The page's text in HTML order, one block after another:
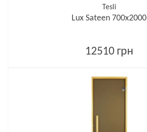
Tesli
Lux Sateen 700х2000
12510 грн